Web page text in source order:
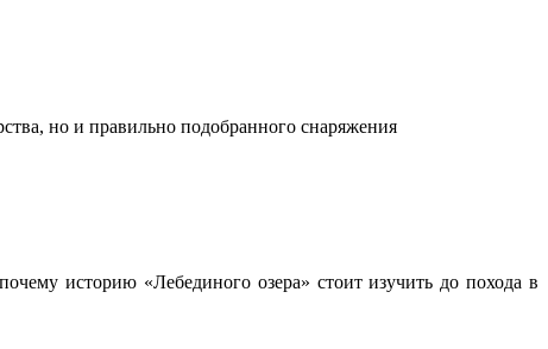
но и правильно подобранного снаряжения
историю «Лебединого озера» стоит изучить до похода в